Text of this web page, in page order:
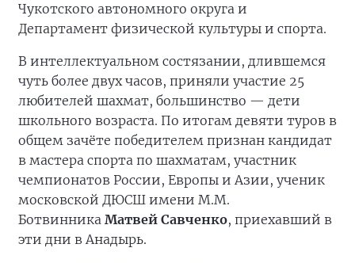
Чукотского автономного округа и
Департамент физической культуры и спорта.
В интеллектуальном состязании, длившемся
чуть более двух часов, приняли участие 25
любителей шахмат, большинство — дети
школьного возраста. По итогам девяти туров в
общем зачёте победителем признан кандидат
в мастера спорта по шахматам, участник
чемпионатов России, Европы и Азии, ученик
московской ДЮСШ имени М.М.
Ботвинника Матвей Савченко, приехавший в
эти дни в Анадырь.